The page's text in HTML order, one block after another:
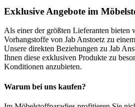
Exklusive Angebote im
Als einer der größten Lieferanten bieten
Vorhangstoffe von Jab Anstoetz zu
Unsere direkten Beziehungen zu Jab
Ihnen diese exklusiven Produkte zu
Konditionen anzubieten.
Warum bei uns kaufen?